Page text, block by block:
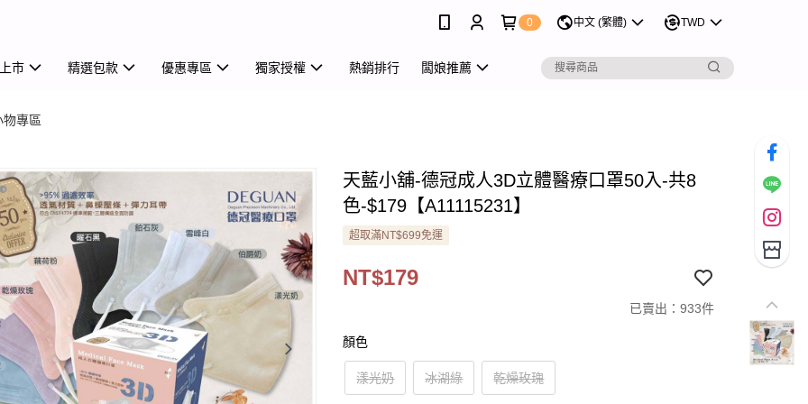
0 中文 (繁體) TWD
市 精選包款 優惠專區 獨家授權 熱銷排行 闆娘推薦
物專區
天藍小舖-德冠成人3D立體醫療口罩50入-共8
色-$179【A11115231】
超取滿NT$699免運
NT$179
已賣出：933件
顏色
漾光奶 冰湖綠 乾燥玫瑰